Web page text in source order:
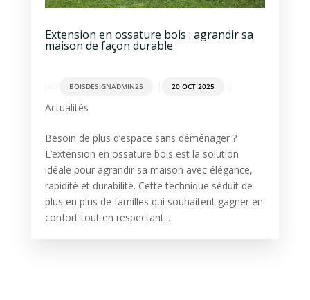
Extension en ossature bois : agrandir sa
maison de façon durable
BOISDESIGNADMIN25 20 OCT 2025
Actualités
Besoin de plus d’espace sans déménager ?
L’extension en ossature bois est la solution
idéale pour agrandir sa maison avec élégance,
rapidité et durabilité. Cette technique séduit de
plus en plus de familles qui souhaitent gagner en
confort tout en respectant...